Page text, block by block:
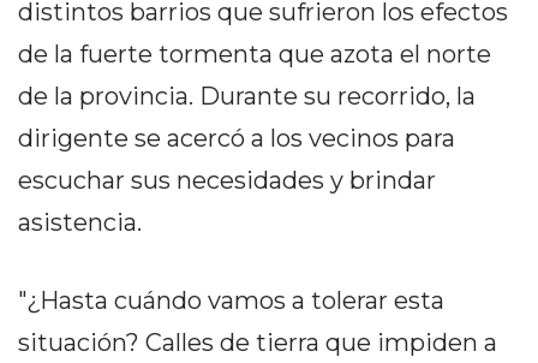
TIENDAS ONLINE CON
PEDIDOS POR WHATSAPP
TIENDA ONLINE GRATIS
EN ARGENTINA:
VENTA POR WHATSAPP
CÓMO RECIBIR PEDIDOS
distintos barrios que sufrieron los efectos
de la fuerte tormenta que azota el norte
de la provincia. Durante su recorrido, la
dirigente se acercó a los vecinos para
escuchar sus necesidades y brindar
asistencia.
"¿Hasta cuándo vamos a tolerar esta
situación? Calles de tierra que impiden a